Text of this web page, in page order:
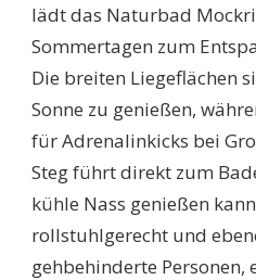
lädt das Naturbad
Sommertagen zum
Die breiten Liegeflächen
Sonne zu genießen,
für Adrenalinkicks bei
Steg führt direkt zum
kühle Nass genießen
rollstuhlgerecht und
gehbehinderte Personen,